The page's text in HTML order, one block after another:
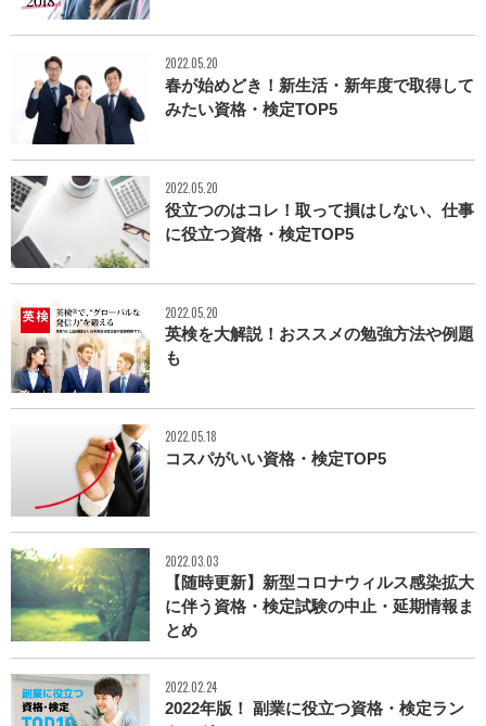
2022.05.20
春が始めどき！新生活・新年度で取得して
みたい資格・検定TOP5
2022.05.20
役立つのはコレ！取って損はしない、仕事
に役立つ資格・検定TOP5
2022.05.20
英検を大解説！おススメの勉強方法や例題
も
2022.05.18
コスパがいい資格・検定TOP5
2022.03.03
【随時更新】新型コロナウィルス感染拡大
に伴う資格・検定試験の中止・延期情報ま
とめ
2022.02.24
2022年版！ 副業に役立つ資格・検定ラン